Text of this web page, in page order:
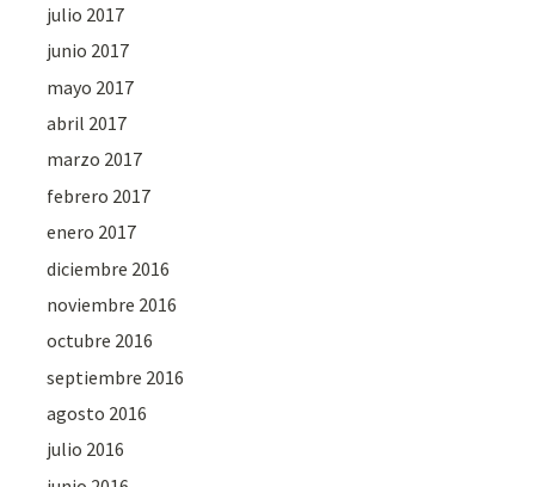
julio 2017
junio 2017
mayo 2017
abril 2017
marzo 2017
febrero 2017
enero 2017
diciembre 2016
noviembre 2016
octubre 2016
septiembre 2016
agosto 2016
julio 2016